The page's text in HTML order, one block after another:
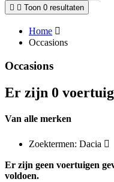
Toon 0 resultaten
Home
Occasions
Occasions
Er zijn 0
Van alle merken
Zoektermen: Dacia
Er zijn geen voertuigen
voldoen.